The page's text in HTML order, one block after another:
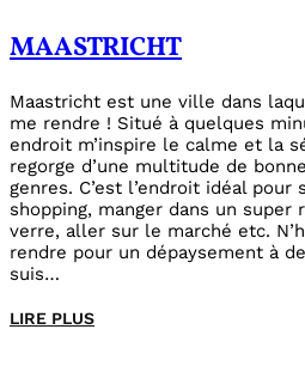
MAASTRICHT
Maastricht est une ville dans
me rendre ! Situé à quelques
endroit m’inspire le calme et la
regorge d’une multitude de
genres. C’est l’endroit idéal pour
shopping, manger dans un super
verre, aller sur le marché etc.
rendre pour un dépaysement à
suis…
LIRE PLUS